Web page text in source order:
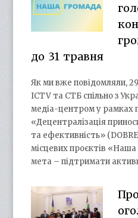
до 31 травня
Як ми вже повідомляли,
ICTV та СТБ спільно з
медіа-центром у рамках
«Децентралізація
та ефективність»
місцевих проєктів
мета – підтримати